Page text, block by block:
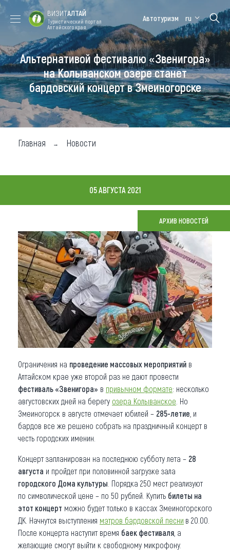
Форум VISIT
ALTAI
Цветение
маральника
Медицинский
форум
Алтайская
зимовка
Туры
Где побывать
Чем заняться
Карта
Что привезти (сувениры)
О регионе
Коллекция впечатлений
Другие рубрики
ВИЗИТАЛТАЙ
Туристический портал
Алтайского края
Автотуризм ru
Альтернативой фестивалю «Звенигора»
на Колыванском озере станет
бардовский концерт в Змеиногорске
Главная Новости
05 АВГУСТА 2021
АРХИВ НОВОСТЕЙ
Ограничения на проведение массовых мероприятий в
Алтайском крае уже второй раз не дают провести
фестиваль «Звенигора» в привычном формате: несколько
августовских дней на берегу озера Колыванское . Но
Змеиногорск в августе отмечает юбилей – 285-летие , и
бардов все же решено собрать на праздничный концерт в
честь городских именин.
Концерт запланирован на последнюю субботу лета – 28
августа и пройдет при половинной загрузке зала
городского Дома культуры . Порядка 250 мест реализуют
по символической цене – по 50 рублей. Купить билеты на
этот концерт можно будет только в кассах Змеиногорского
ДК. Начнутся выступления мэтров бардовской песни в 20.00.
После концерта наступит время баек фестиваля , а
желающие смогут выйти к свободному микрофону.